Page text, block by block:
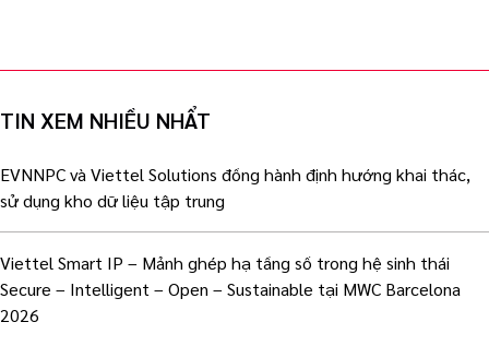
TIN XEM NHIỀU NHẨT
EVNNPC và Viettel Solutions đồng hành định hướng khai thác,
sử dụng kho dữ liệu tập trung
Viettel Smart IP – Mảnh ghép hạ tầng số trong hệ sinh thái
Secure – Intelligent – Open – Sustainable tại MWC Barcelona
2026